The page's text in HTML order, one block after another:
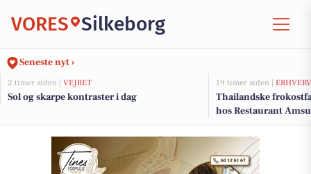
VORES Silkeborg
Seneste nyt ›
2 timer siden | VEJRET
Sol og skarpe kontraster i dag
19 timer siden | ERHVERV
Thailandske
hos Restaurant